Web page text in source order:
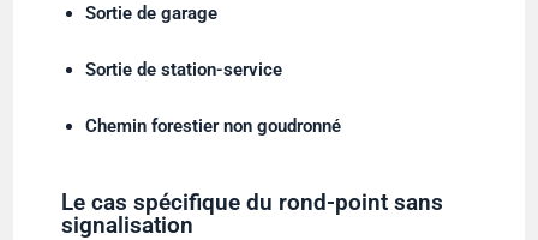
Sortie de garage
Sortie de station-service
Chemin forestier non goudronné
Le cas spécifique du rond-point sans
signalisation